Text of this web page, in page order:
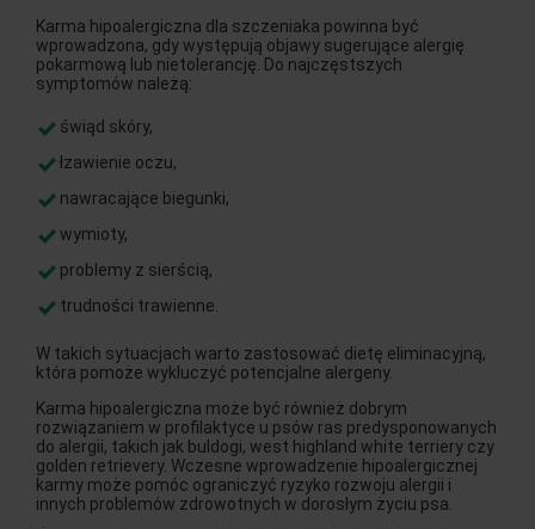
Karma hipoalergiczna dla szczeniaka powinna być
wprowadzona, gdy występują objawy sugerujące alergię
pokarmową lub nietolerancję. Do najczęstszych
symptomów należą:
świąd skóry,
łzawienie oczu,
nawracające biegunki,
wymioty,
problemy z sierścią,
trudności trawienne.
W takich sytuacjach warto zastosować dietę eliminacyjną,
która pomoże wykluczyć potencjalne alergeny.
Karma hipoalergiczna może być również dobrym
rozwiązaniem w profilaktyce u psów ras predysponowanych
do alergii, takich jak buldogi, west highland white terriery czy
golden retrievery. Wczesne wprowadzenie hipoalergicznej
karmy może pomóc ograniczyć ryzyko rozwoju alergii i
innych problemów zdrowotnych w dorosłym życiu psa.